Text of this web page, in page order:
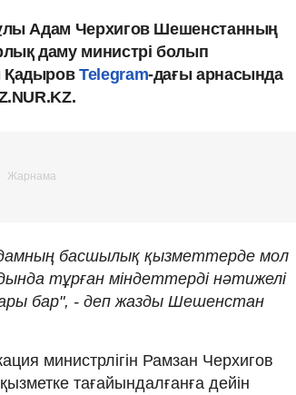
Адам Черхигов Шешенстанның
даму министрі болып
ҚадыровTelegram-дағы арнасында
басшылық қызметтерде мол
тұрған міндеттерді нәтижелі
бар", - деп жазды Шешенстан
министрлігін Рамзан Черхигов
тағайындалғанға дейін